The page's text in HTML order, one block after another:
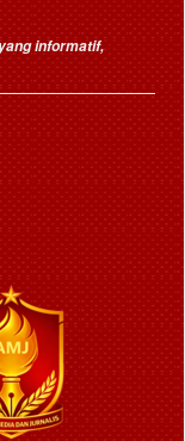
informatif,